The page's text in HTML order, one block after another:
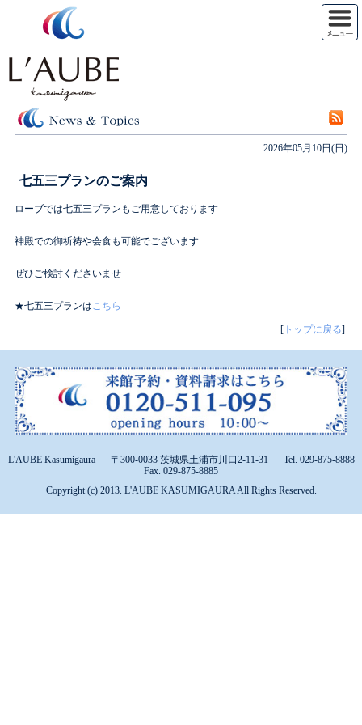
2026年05月10日(日)
七五三プランのご案内
ローブでは七五三プランもご用意しております
神殿での御祈祷や会食も可能でございます
ぜひご検討くださいませ
★七五三プランは こちら
[ トップに戻る]
L'AUBE Kasumigaura 〒300-0033 茨城県土浦市川口2-11-31
Tel. 029-875-8888
Fax. 029-875-8885
Copyright (c) 2013. L'AUBE KASUMIGAURA All Rights Reserved.